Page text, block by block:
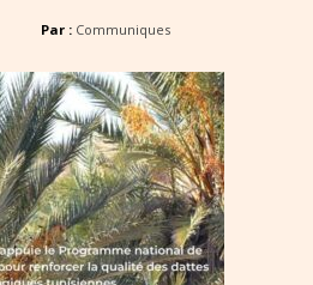
Par : Communiques